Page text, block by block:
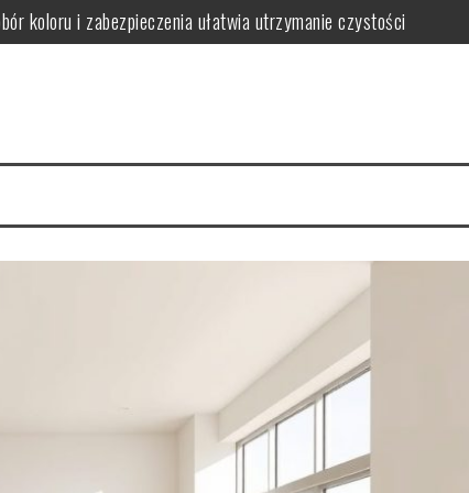
koloru i zabezpieczenia ułatwia utrzymanie czystości
funkcjonalne i stylowe rozwiązania oszczędzające miejsce
warto postawić na spójność i wygodę użytkowania
funkcjonalną i bezpieczną przestrzeń dla rozwoju i zabawy